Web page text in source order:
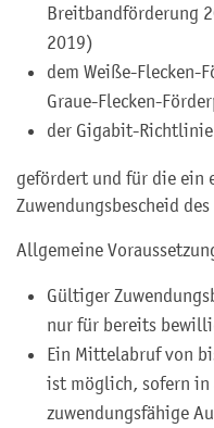
Breitbandförderung
2019)
dem Weiße-Flecken-
Graue-Flecken-
der Gigabit-
gefördert und für die ein
Zuwendungsbescheid
Allgemeine
Gültiger
nur für bereits
Ein Mittelabruf von
ist möglich, sofern in
zuwendungsfähige